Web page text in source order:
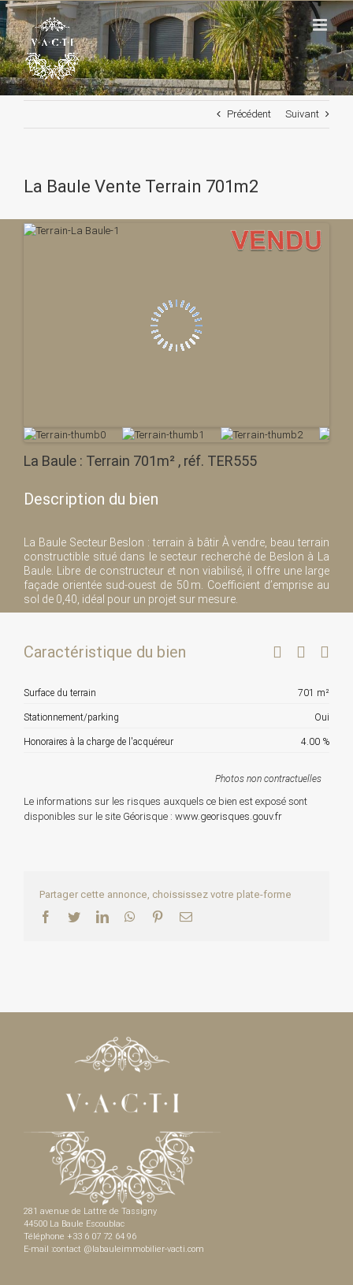
Passer
au
contenu
Précédent Suivant
La Baule Vente Terrain 701m2
La Baule : Terrain 701m² , réf. TER555
Description du bien
La Baule Secteur Beslon : terrain à bâtir À vendre, beau terrain
constructible situé dans le secteur recherché de Beslon à La
Baule. Libre de constructeur et non viabilisé, il offre une large
façade orientée sud-ouest de 50 m. Coefficient d’emprise au
sol de 0,40, idéal pour un projet sur mesure.
Caractéristique du bien
Surface du terrain 701 m²
Stationnement/parking Oui
Honoraires à la charge de l'acquéreur 4.00 %
Photos non contractuelles
Le informations sur les risques auxquels ce bien est exposé sont
disponibles sur le site Géorisque : www.georisques.gouv.fr
Partager cette annonce, choississez votre plate-forme
Facebook
TwitterLinkedInWhatsApp
PinterestEmail
281 avenue de Lattre de Tassigny
44500 La Baule Escoublac
Téléphone +33 6 07 72 64 96
E-mail :contact @labauleimmobilier-vacti.com